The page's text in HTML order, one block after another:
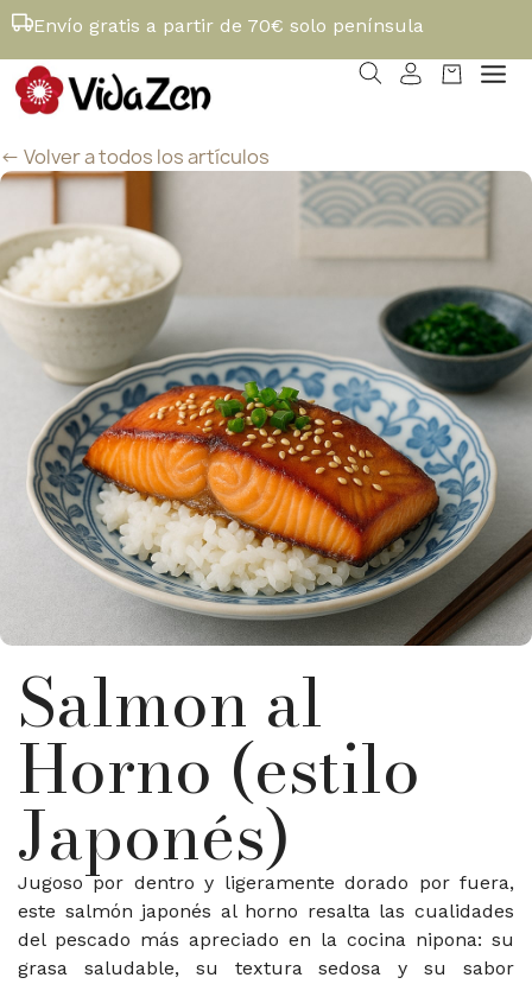
Envío gratis a partir de 70€ solo península
<- Volver a todos los artículos
Salmon al
Horno (estilo
Japonés)
Jugoso por dentro y ligeramente dorado por fuera,
este salmón japonés al horno resalta las cualidades
del pescado más apreciado en la cocina nipona: su
grasa saludable, su textura sedosa y su sabor